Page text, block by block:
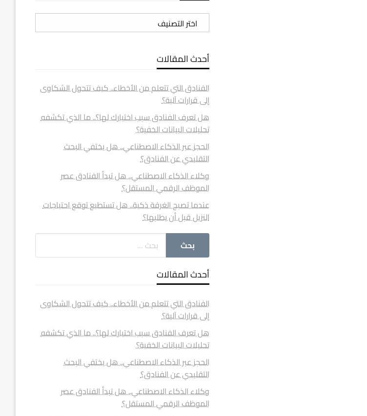
تصنيفات
أحدث المقالات
الفنادق التي تتعلم من الأخطاء.. كيف تتحول الشكاوى
إلى قرارات آلية؟
هل تعرف الفنادق سبب اختيارك لها؟.. ما الذي تكشفه
تحليلات البيانات الخفية؟
الحجز عبر الذكاء الاصطناعي.. هل يختفي البحث
التقليدي عن الفنادق؟
وكلاء الذكاء الاصطناعي.. هل تبدأ الفنادق عصر
الموظف الرقمي المستقل؟
عندما تصبح الغرفة ذكية.. هل تستطيع توقع احتياجات
النزيل قبل أن يطلبها؟
أحدث المقالات
الفنادق التي تتعلم من الأخطاء.. كيف تتحول الشكاوى
إلى قرارات آلية؟
هل تعرف الفنادق سبب اختيارك لها؟.. ما الذي تكشفه
تحليلات البيانات الخفية؟
الحجز عبر الذكاء الاصطناعي.. هل يختفي البحث
التقليدي عن الفنادق؟
وكلاء الذكاء الاصطناعي.. هل تبدأ الفنادق عصر
الموظف الرقمي المستقل؟